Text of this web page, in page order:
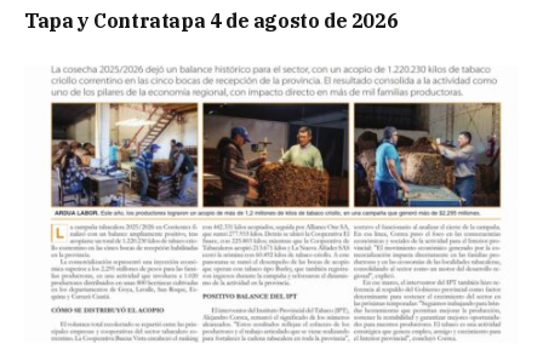
Tapa y Contratapa 4 de agosto de 2026